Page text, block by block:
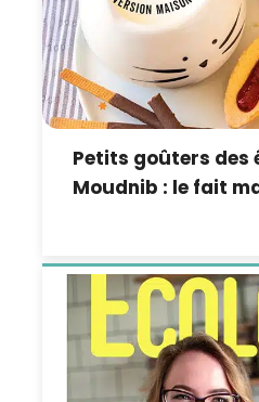
Petits goûters des
Moudnib : le fait